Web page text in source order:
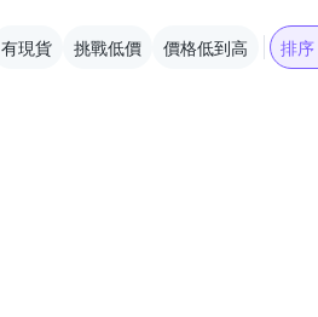
有現貨 挑戰低價 價格低到高 排序